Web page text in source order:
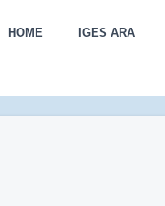
HOME IGES ARA